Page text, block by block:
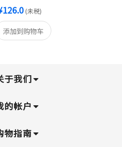
(未税)
添加到购物车
于我们
的帐户
物指南